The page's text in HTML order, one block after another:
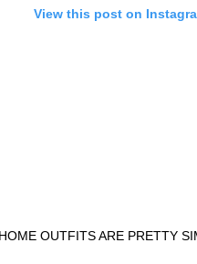
View this post on
OUTFITS ARE PRETTY